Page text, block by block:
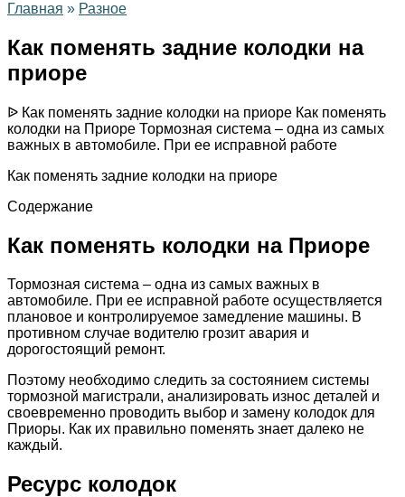
Главная » Разное
Как поменять задние колодки на
приоре
ᐉ Как поменять задние колодки на приоре Как поменять
колодки на Приоре Тормозная система – одна из самых
важных в автомобиле. При ее исправной работе
Как поменять задние колодки на приоре
Содержание
Как поменять колодки на Приоре
Тормозная система – одна из самых важных в
автомобиле. При ее исправной работе осуществляется
плановое и контролируемое замедление машины. В
противном случае водителю грозит авария и
дорогостоящий ремонт.
Поэтому необходимо следить за состоянием системы
тормозной магистрали, анализировать износ деталей и
своевременно проводить выбор и замену колодок для
Приоры. Как их правильно поменять знает далеко не
каждый.
Ресурс колодок